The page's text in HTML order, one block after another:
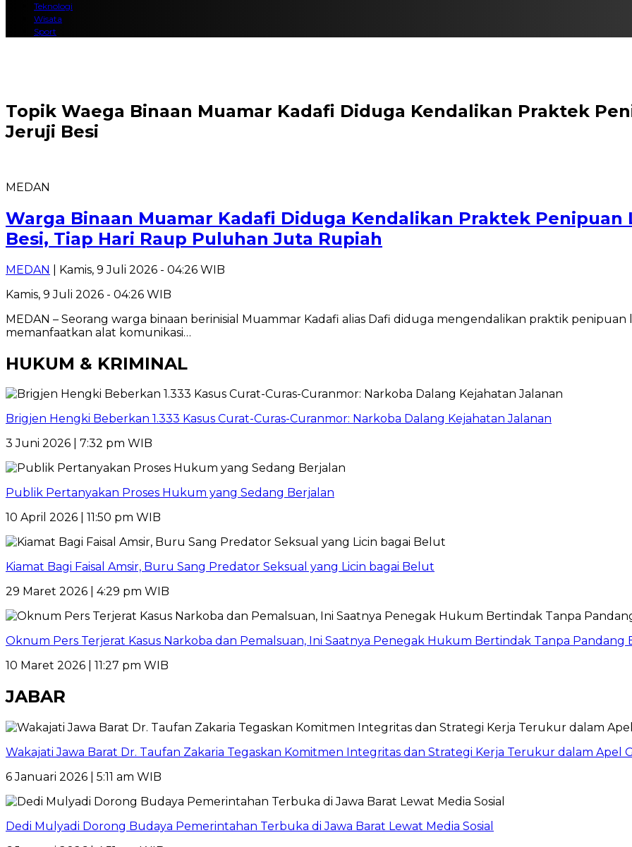
Teknologi
Wisata
Sport
Topik Waega Binaan Muamar Kadafi Diduga Kendalikan Praktek
Jeruji Besi
MEDAN
Warga Binaan Muamar Kadafi Diduga Kendalikan Praktek Penipuan
Besi, Tiap Hari Raup Puluhan Juta Rupiah
MEDAN
| Kamis, 9 Juli 2026 - 04:26 WIB
Kamis, 9 Juli 2026 - 04:26 WIB
MEDAN – Seorang warga binaan berinisial Muammar Kadafi alias Dafi diduga mengendalikan praktik
memanfaatkan alat komunikasi…
HUKUM & KRIMINAL
Brigjen Hengki Beberkan 1.333 Kasus Curat-Curas-Curanmor: Narkoba Dalang Kejahatan Jalanan
3 Juni 2026 | 7:32 pm WIB
Publik Pertanyakan Proses Hukum yang Sedang Berjalan
10 April 2026 | 11:50 pm WIB
Kiamat Bagi Faisal Amsir, Buru Sang Predator Seksual yang Licin bagai Belut
29 Maret 2026 | 4:29 pm WIB
Oknum Pers Terjerat Kasus Narkoba dan Pemalsuan, Ini Saatnya Penegak Hukum Bertindak Tanpa Pandang
10 Maret 2026 | 11:27 pm WIB
JABAR
Wakajati Jawa Barat Dr. Taufan Zakaria Tegaskan Komitmen Integritas dan Strategi Kerja Terukur dalam Apel
6 Januari 2026 | 5:11 am WIB
Dedi Mulyadi Dorong Budaya Pemerintahan Terbuka di Jawa Barat Lewat Media Sosial